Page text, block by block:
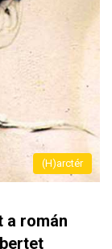
(H)arctér
a román